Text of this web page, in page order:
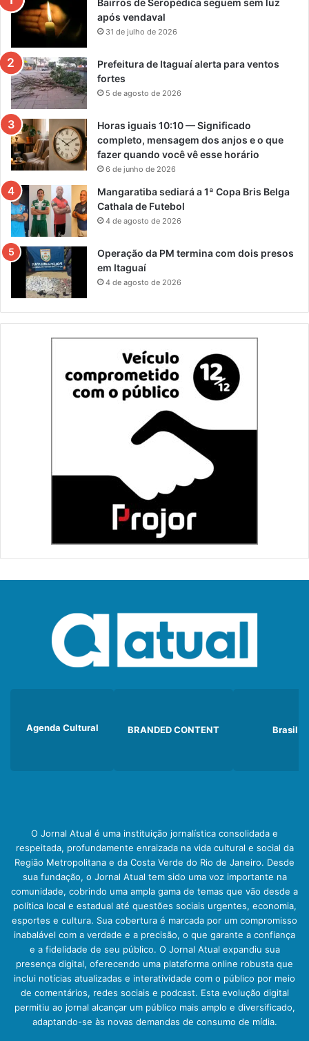
após vendaval
31 de julho de 2026
Prefeitura de Itaguaí alerta para ventos
fortes
5 de agosto de 2026
Horas iguais 10:10 — Significado
completo, mensagem dos anjos e o que
fazer quando você vê esse horário
6 de junho de 2026
Mangaratiba sediará a 1ª Copa Bris Belga
Cathala de Futebol
4 de agosto de 2026
Operação da PM termina com dois presos
em Itaguaí
4 de agosto de 2026
Agenda Cultural BRANDED CONTENT Brasil
O Jornal Atual é uma instituição jornalística consolidada e
respeitada, profundamente enraizada na vida cultural e social da
Região Metropolitana e da Costa Verde do Rio de Janeiro. Desde
sua fundação, o Jornal Atual tem sido uma voz importante na
comunidade, cobrindo uma ampla gama de temas que vão desde a
política local e estadual até questões sociais urgentes, economia,
esportes e cultura. Sua cobertura é marcada por um compromisso
inabalável com a verdade e a precisão, o que garante a confiança
e a fidelidade de seu público. O Jornal Atual expandiu sua
presença digital, oferecendo uma plataforma online robusta que
inclui notícias atualizadas e interatividade com o público por meio
de comentários, redes sociais e podcast. Esta evolução digital
permitiu ao jornal alcançar um público mais amplo e diversificado,
adaptando-se às novas demandas de consumo de mídia.